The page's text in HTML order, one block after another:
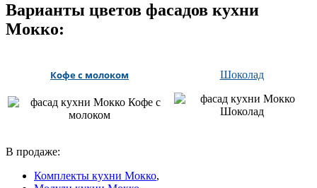
Варианты цветов фасадов кухни
Мокко:
Кофе с молоком Шоколад
В продаже:
Комплекты кухни Мокко,